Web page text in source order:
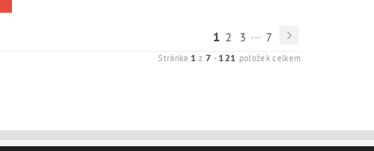
1 2 3 ... 7
Stránka 1 z7 - 121 položek celkem